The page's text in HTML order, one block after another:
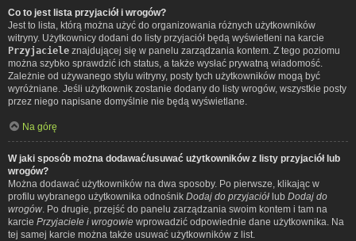
Co to jest lista przyjaciół i wrogów?
Jest to lista, którą można użyć do organizowania różnych użytkowników
witryny. Użytkownicy dodani do listy przyjaciół będą wyświetleni na karcie
Przyjaciele znajdującej się w panelu zarządzania kontem. Z tego poziomu
można szybko sprawdzić ich status, a także wysłać prywatną wiadomość.
Zależnie od używanego stylu witryny, posty tych użytkowników mogą być
wyróżniane. Jeśli użytkownik zostanie dodany do listy wrogów, wszystkie posty
przez niego napisane domyślnie nie będą wyświetlane.
Na górę
W jaki sposób można dodawać/usuwać użytkowników z listy przyjaciół lub
wrogów?
Można dodawać użytkowników na dwa sposoby. Po pierwsze, klikając w
profilu wybranego użytkownika odnośnik Dodaj do przyjaciół lub Dodaj do
wrogów . Po drugie, przejść do panelu zarządzania swoim kontem i tam na
karcie Przyjaciele i wrogowie wprowadzić odpowiednie dane użytkownika. Na
tej samej karcie można także usuwać użytkowników z list.